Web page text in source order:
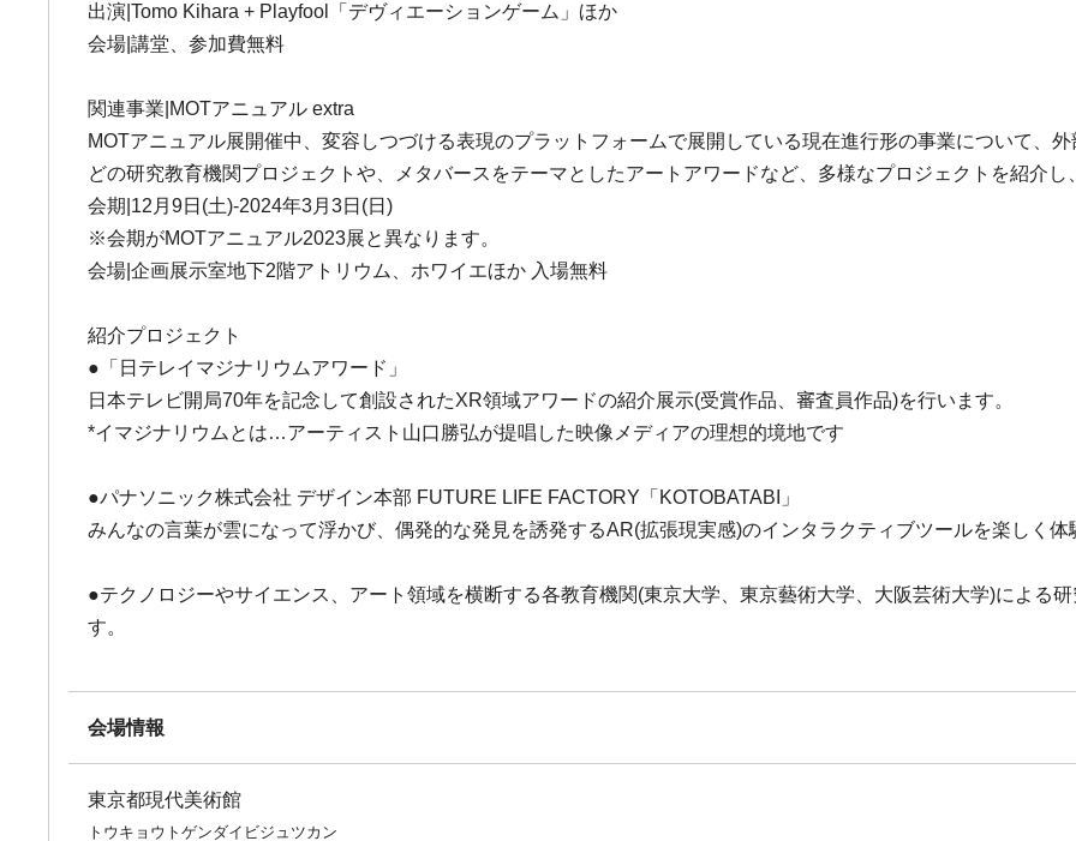
出演|Tomo Kihara + Playfool「デヴィエーションゲーム」ほか
会場|講堂、参加費無料
関連事業|MOTアニュアル extra
MOTアニュアル展開催中、変容しつづける表現のプラットフォームで展開している現在進行形の事業について、
どの研究教育機関プロジェクトや、メタバースをテーマとしたアートアワードなど、多様なプロジェクトを紹介し
会期|12月9日(土)-2024年3月3日(日)
※会期がMOTアニュアル2023展と異なります。
会場|企画展示室地下2階アトリウム、ホワイエほか 入場無料
紹介プロジェクト
●「日テレイマジナリウムアワード」
日本テレビ開局70年を記念して創設されたXR領域アワードの紹介展示(受賞作品、審査員作品)を行います。
*イマジナリウムとは…アーティスト山口勝弘が提唱した映像メディアの理想的境地です
●パナソニック株式会社 デザイン本部 FUTURE LIFE FACTORY「KOTOBATABI」
みんなの言葉が雲になって浮かび、偶発的な発見を誘発するAR(拡張現実感)のインタラクティブツールを楽しく体
●テクノロジーやサイエンス、アート領域を横断する各教育機関(東京大学、東京藝術大学、大阪芸術大学)による
す。
会場情報
東京都現代美術館
トウキョウトゲンダイビジュツカン